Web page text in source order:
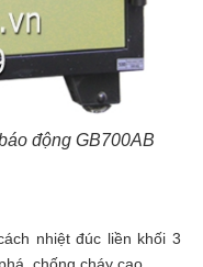
động GB700AB
nhiệt đúc liền khối 3